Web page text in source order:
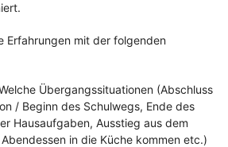
Erfahrungen mit der folgenden
Übergangssituationen (Abschluss
/ Beginn des Schulwegs, Ende des
Hausaufgaben, Ausstieg aus dem
in die Küche kommen etc.)